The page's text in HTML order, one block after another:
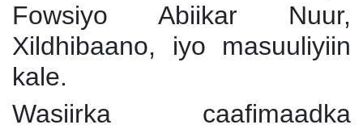
Fowsiyo Abiikar Nuur,
Xildhibaano, iyo masuuliyiin
kale.
Wasiirka caafimaadka